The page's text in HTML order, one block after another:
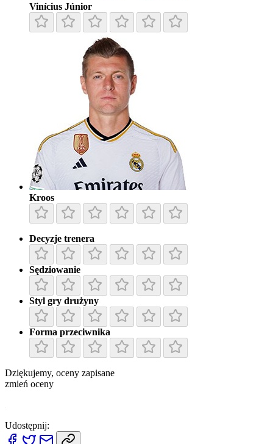
Vinícius Júnior
Kroos
Decyzje trenera
Sędziowanie
Styl gry drużyny
Forma przeciwnika
Dziękujemy, oceny zapisane
zmień oceny
Udostępnij: